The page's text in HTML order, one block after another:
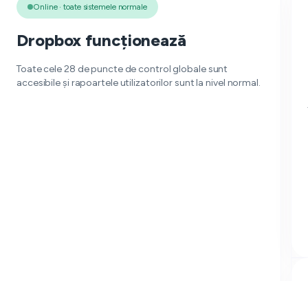
Online · toate sistemele normale
Dropbox funcționează
Toate cele 28 de puncte de control globale sunt
accesibile și rapoartele utilizatorilor sunt la nivel normal.